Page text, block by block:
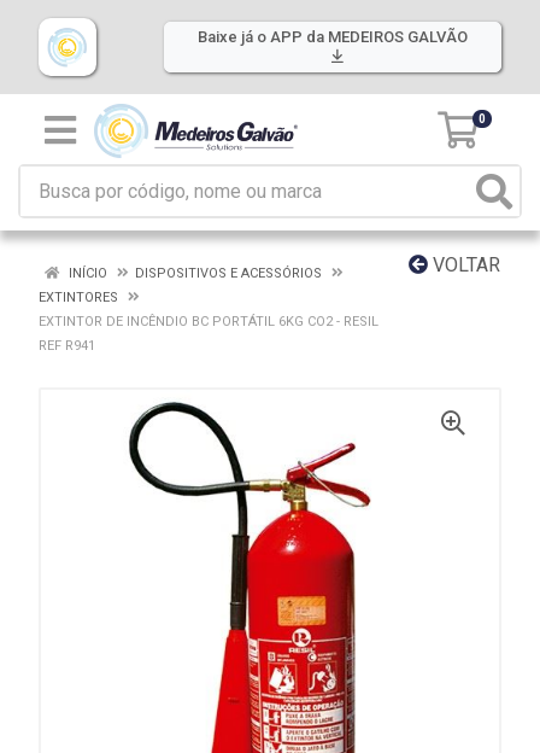
Baixe já o APP da MEDEIROS GALVÃO
0
VOLTAR
INÍCIO
DISPOSITIVOS E ACESSÓRIOS
EXTINTORES
EXTINTOR DE INCÊNDIO BC PORTÁTIL 6KG CO2 - RESIL
REF R941